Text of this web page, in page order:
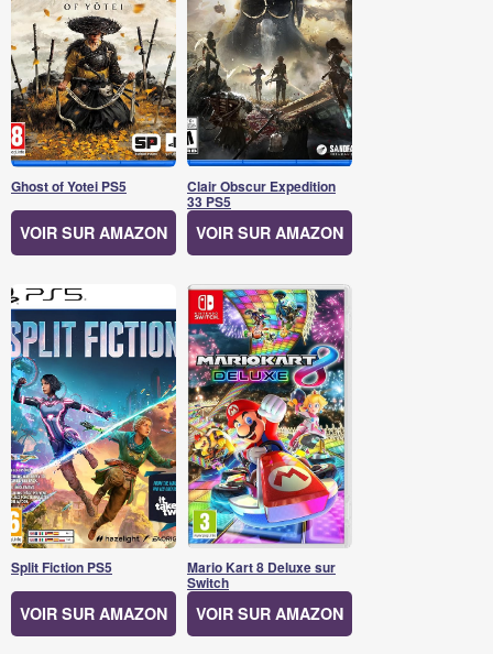
Ghost of Yotei PS5
VOIR SUR AMAZON
Clair Obscur Expedition
33 PS5
VOIR SUR AMAZON
Split Fiction PS5
VOIR SUR AMAZON
Mario Kart 8 Deluxe sur
Switch
VOIR SUR AMAZON